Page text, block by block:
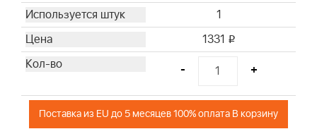
1
1331 i
- +
Поставка из EU до 5 месяцев 100% оплата В корзину